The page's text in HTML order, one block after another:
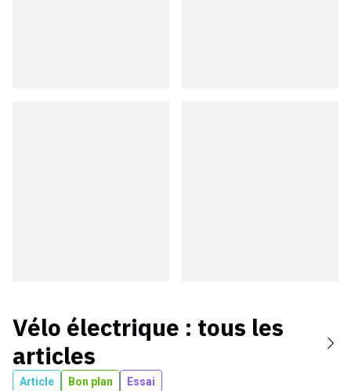
Vélo électrique : tous les
articles
Article Bon plan Essai